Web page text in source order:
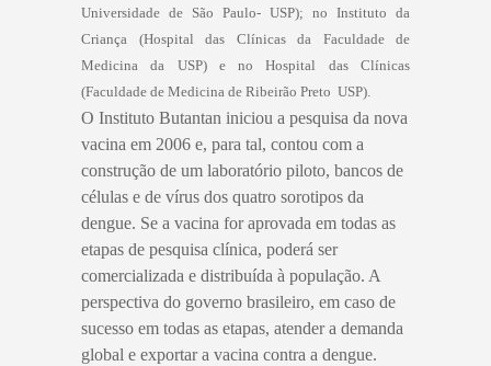
Universidade de São Paulo- USP); no Instituto da
Criança (Hospital das Clínicas da Faculdade de
Medicina da USP) e no Hospital das Clínicas
(Faculdade de Medicina de Ribeirão Preto  USP).
O Instituto Butantan iniciou a pesquisa da nova
vacina em 2006 e, para tal, contou com a
construção de um laboratório piloto, bancos de
células e de vírus dos quatro sorotipos da
dengue. Se a vacina for aprovada em todas as
etapas de pesquisa clínica, poderá ser
comercializada e distribuída à população. A
perspectiva do governo brasileiro, em caso de
sucesso em todas as etapas, atender a demanda
global e exportar a vacina contra a dengue.